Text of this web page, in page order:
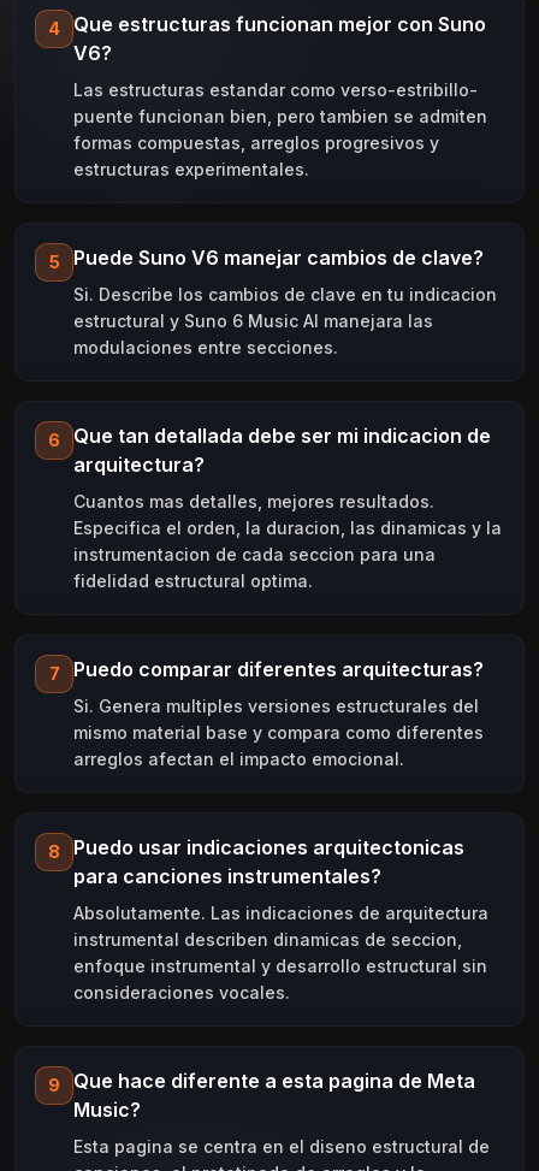
4
Que estructuras funcionan mejor con Suno
V6?
Las estructuras estandar como verso-estribillo-
puente funcionan bien, pero tambien se admiten
formas compuestas, arreglos progresivos y
estructuras experimentales.
5 Puede Suno V6 manejar cambios de clave?
Si. Describe los cambios de clave en tu indicacion
estructural y Suno 6 Music AI manejara las
modulaciones entre secciones.
6
Que tan detallada debe ser mi indicacion de
arquitectura?
Cuantos mas detalles, mejores resultados.
Especifica el orden, la duracion, las dinamicas y la
instrumentacion de cada seccion para una
fidelidad estructural optima.
7 Puedo comparar diferentes arquitecturas?
Si. Genera multiples versiones estructurales del
mismo material base y compara como diferentes
arreglos afectan el impacto emocional.
8
Puedo usar indicaciones arquitectonicas
para canciones instrumentales?
Absolutamente. Las indicaciones de arquitectura
instrumental describen dinamicas de seccion,
enfoque instrumental y desarrollo estructural sin
consideraciones vocales.
9
Que hace diferente a esta pagina de Meta
Music?
Esta pagina se centra en el diseno estructural de